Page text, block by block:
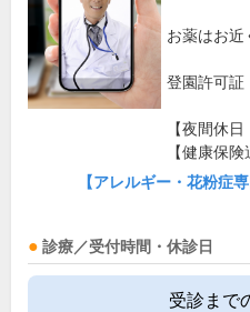
お薬はお近
登園許可証
【夜間休
【健康保険
【アレルギー・花粉症
診療／受付時間・休診日
受診まで